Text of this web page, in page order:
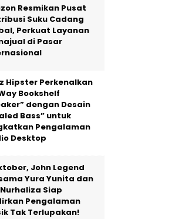
Resmikan Pusat
Suku Cadang
Perkuat Layanan
di Pasar
Hipster Perkenalkan
Bookshelf
dengan Desain
Bass” untuk
Pengalaman
Desktop
John Legend
Yura Yunita dan
Siap
Pengalaman
Tak Terlupakan!